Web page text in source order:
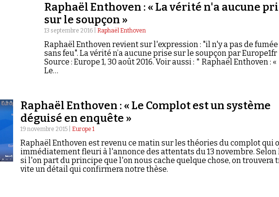
Raphaël Enthoven : « La vérité n'a aucune
sur le soupçon »
13 septembre 2016 | Raphaël Enthoven
Raphaël Enthoven revient sur l'expression : "il n'y a pas de fumée
sans feu". La vérité n’a aucune prise sur le soupçon par Europe1fr
Source : Europe 1, 30 août 2016. Voir aussi : * Raphaël Enthoven : «
Le…
Raphaël Enthoven : « Le Complot est un système
déguisé en enquête »
19 novembre 2015 | Europe 1
Raphaël Enthoven est revenu ce matin sur les théories du complot qui
immédiatement fleuri à l'annonce des attentats du 13 novembre. Selon
si l'on part du principe que l'on nous cache quelque chose, on trouvera
vite un détail qui confirmera notre thèse.